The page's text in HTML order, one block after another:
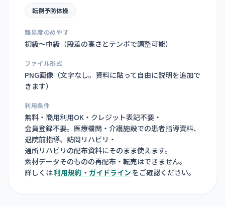
転倒予防体操
難易度のめやす
初級〜中級（段差の高さとテンポで調整可能）
ファイル形式
PNG画像（文字なし。資料に貼って自由に説明を追加で
きます）
利用条件
無料・商用利用OK・クレジット表記不要・
会員登録不要。医療機関・介護施設での患者指導資料、
退院前指導、訪問リハビリ・
通所リハビリの配布資料にそのまま使えます。
素材データそのものの再配布・転売はできません。
詳しくは利用規約・ガイドライン をご確認ください。